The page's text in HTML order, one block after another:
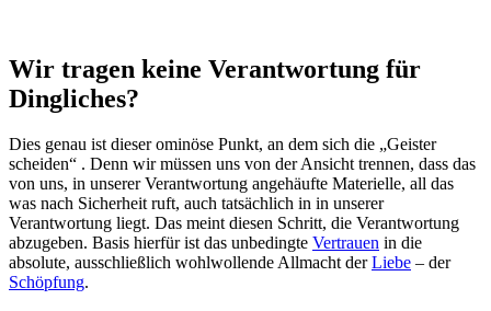
Wir tragen keine Verantwortung für
Dingliches?
Dies genau ist dieser ominöse Punkt, an dem sich die „Geister
scheiden“ . Denn wir müssen uns von der Ansicht trennen, dass das
von uns, in unserer Verantwortung angehäufte Materielle, all das
was nach Sicherheit ruft, auch tatsächlich in in unserer
Verantwortung liegt. Das meint diesen Schritt, die Verantwortung
abzugeben. Basis hierfür ist das unbedingte Vertrauen in die
absolute, ausschließlich wohlwollende Allmacht derLiebe – der
Schöpfung.